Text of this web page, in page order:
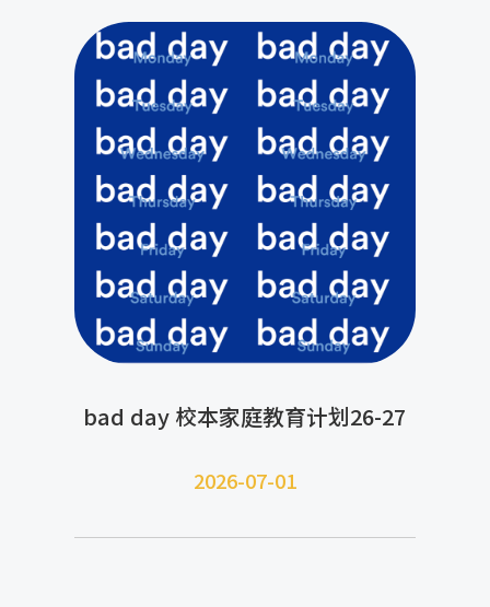
bad day 校本家庭教育计划26-27
2026-07-01